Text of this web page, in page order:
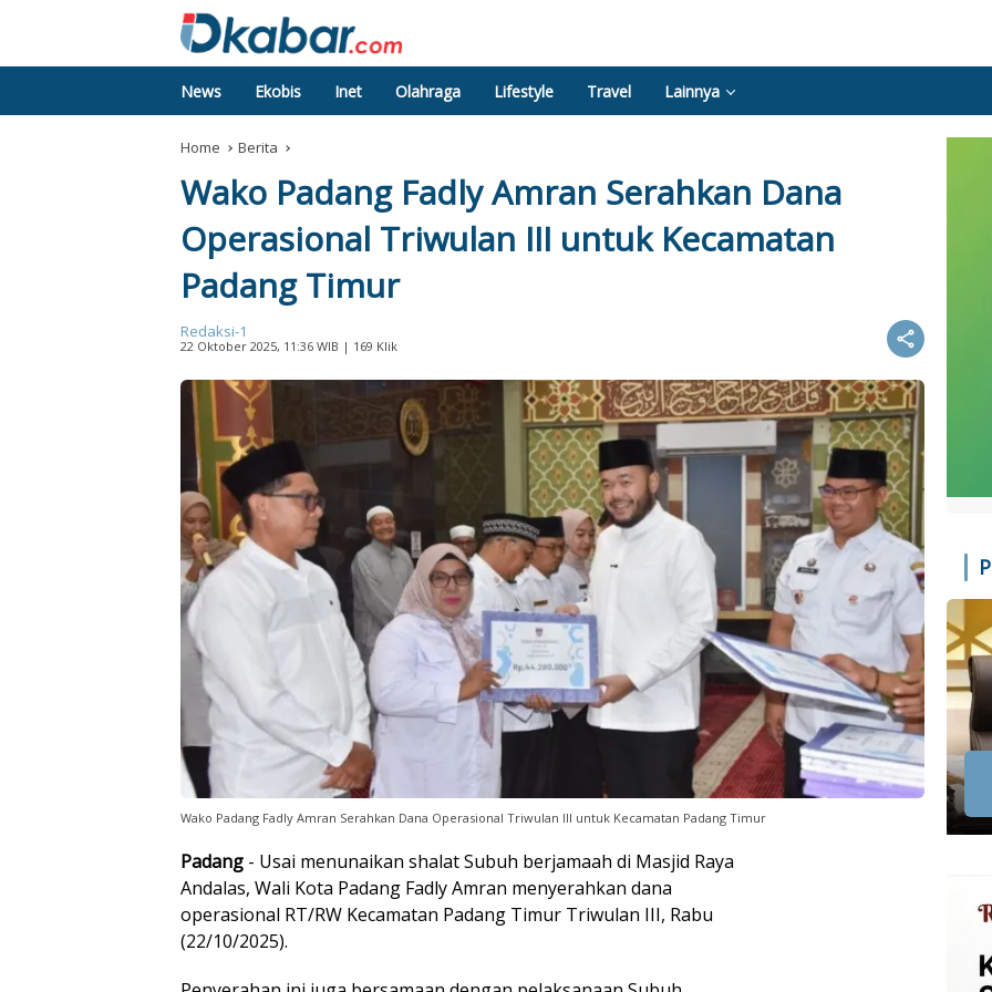
News Ekobis Inet Olahraga Lifestyle Travel Lainnya
Home Berita
Wako Padang Fadly Amran Serahkan Dana
Operasional Triwulan III untuk Kecamatan
Padang Timur
Redaksi-1
22 Oktober 2025, 11:36 WIB | 169 Klik
Wako Padang Fadly Amran Serahkan Dana Operasional Triwulan III untuk Kecamatan Padang Timur
Padang - Usai menunaikan shalat Subuh berjamaah di Masjid Raya
Andalas, Wali Kota Padang Fadly Amran menyerahkan dana
operasional RT/RW Kecamatan Padang Timur Triwulan III, Rabu
(22/10/2025).